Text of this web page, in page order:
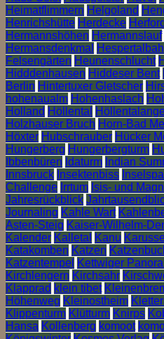
Heimatflimmern Helgoland
Henrichshütte Herdecke Herford
Hermannshöhen Hermannslauf
Hermansdenkmal
Felsengärten Heunenschlucht
Hidddenhausen Hiddeser Bent
Berlin Hintertuxer Gletscher
hohenaualm Hohenhaslach
Holland Höllental
Holzhauser Bruch Horn-Bad
Höxter Hubschrauber Hücker
Hungerberg Hungerbergturm
Ibbenbüren Idaturm Indian
Innsbruck Insektenbiss
Challenge Irrtum Isis- und
Jahresrückblick
Journaling Kahle Wart
Asten-Steig Kaiser-Wilhelm-
Kalender Kalletal Kanu
Katakomben Katzen
Katzentempel Kettwiger
Kirchlengern Kirchsahr
Klapprad klein tibet
Höhenweg Kleinostheim
Klippenturm Klütturm Knirps
Hansa Kollenberg komoot